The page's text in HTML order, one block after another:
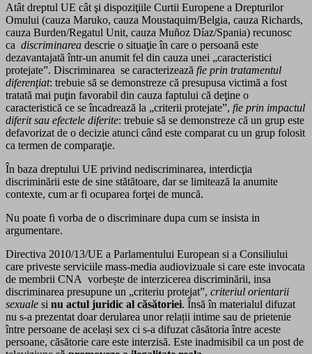
Atât dreptul UE cât şi dispoziţiile Curtii Europene a Drepturilor
Omului (cauza Maruko, cauza Moustaquim/Belgia, cauza Richards,
cauza Burden/Regatul Unit, cauza Muñoz Díaz/Spania) recunosc
ca discriminarea descrie o situaţie în care o persoană este
dezavantajată într-un anumit fel din cauza unei „caracteristici
protejate”. Discriminarea se caracterizează fie prin tratamentul
diferenţiat: trebuie să se demonstreze că presupusa victimă a fost
tratată mai puţin favorabil din cauza faptului că deţine o
caracteristică ce se încadrează la „criterii protejate”, fie prin impactul
diferit sau efectele diferite: trebuie să se demonstreze că un grup este
defavorizat de o decizie atunci când este comparat cu un grup folosit
ca termen de comparaţie.
În baza dreptului UE privind nediscriminarea, interdicţia
discriminării este de sine stătătoare, dar se limitează la anumite
contexte, cum ar fi ocuparea forţei de muncă.
Nu poate fi vorba de o discriminare dupa cum se insista in
argumentare.
Directiva 2010/13/UE a Parlamentului European si a Consiliului
care priveste serviciile mass-media audiovizuale si care este invocata
de membrii CNA vorbește de interzicerea discriminării, insa
discriminarea presupune un „criteriu protejat”, criteriul orientarii
sexuale si nu actul juridic al căsătoriei. Însă în materialul difuzat
nu s-a prezentat doar derularea unor relații intime sau de prietenie
între persoane de același sex ci s-a difuzat căsătoria între aceste
persoane, căsătorie care este interzisă. Este inadmisibil ca un post de